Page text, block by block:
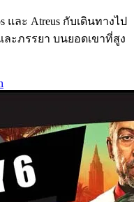
และ Atreus กับเดินทางไป
ละภรรยา บนยอดเขาที่สูง